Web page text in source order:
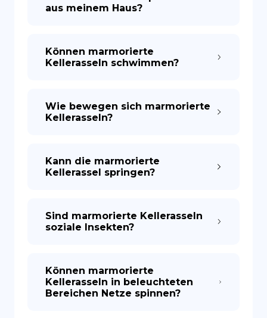
aus meinem Haus?
Können marmorierte
Kellerasseln schwimmen?
Wie bewegen sich marmorierte
Kellerasseln?
Kann die marmorierte
Kellerassel springen?
Sind marmorierte Kellerasseln
soziale Insekten?
Können marmorierte
Kellerasseln in beleuchteten
Bereichen Netze spinnen?